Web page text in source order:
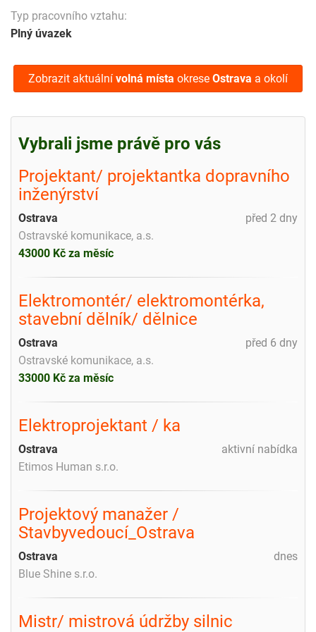
Typ pracovního vztahu:
Plný úvazek
Zobrazit aktuální volná místa okrese Ostrava a okolí
Vybrali jsme právě pro vás
Projektant/ projektantka dopravního
inženýrství
před 2 dny
Ostrava
Ostravské komunikace, a.s.
43000 Kč za měsíc
Elektromontér/ elektromontérka,
stavební dělník/ dělnice
před 6 dny
Ostrava
Ostravské komunikace, a.s.
33000 Kč za měsíc
Elektroprojektant / ka
aktivní nabídka
Ostrava
Etimos Human s.r.o.
Projektový manažer /
Stavbyvedoucí_Ostrava
dnes
Ostrava
Blue Shine s.r.o.
Mistr/ mistrová údržby silnic